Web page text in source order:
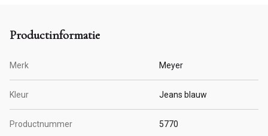
Productinformatie
Merk Meyer
Kleur Jeans blauw
Productnummer 5770